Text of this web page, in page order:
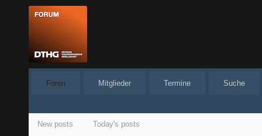
Foren Mitglieder Termine Suche
New posts Today's posts